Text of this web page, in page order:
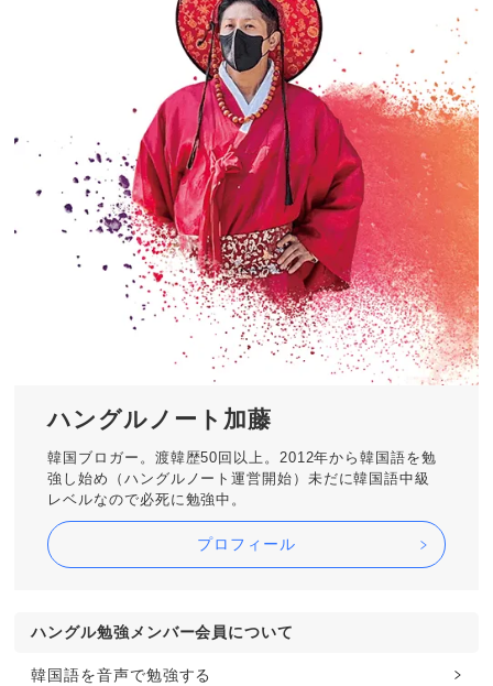
ハングルノート加藤
韓国ブロガー。渡韓歴50回以上。2012年から韓国語を勉
強し始め（ハングルノート運営開始）未だに韓国語中級
レベルなので必死に勉強中。
プロフィール
ハングル勉強メンバー会員について
韓国語を音声で勉強する